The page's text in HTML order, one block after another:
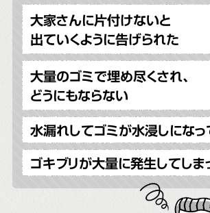
大家さんに片付けないと
出ていくように告げられた
大量のゴミで埋め尽くされ、
どうにもならない
水漏れしてゴミが水浸しになっ
ゴキブリが大量に発生してしま